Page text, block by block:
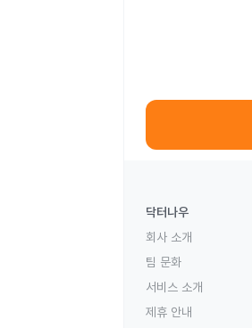
닥터나우
회사 소개
팀 문화
서비스 소개
제휴 안내